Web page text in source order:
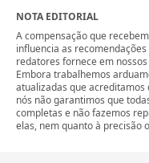
NOTA EDITORIAL
A compensação que
influencia as
redatores fornece em
Embora trabalhemos
atualizadas que
nós não garantimos que
completas e não fazemos
elas, nem quanto à precisão